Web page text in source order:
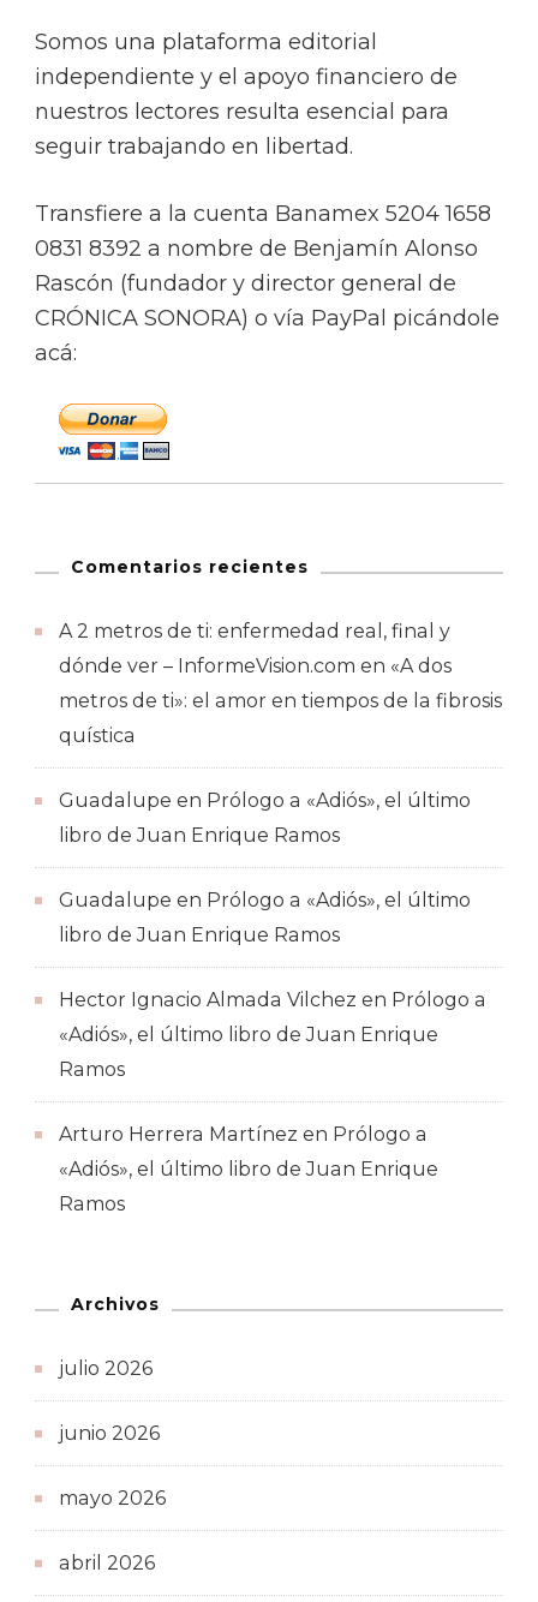
Somos una plataforma editorial
independiente y el apoyo financiero de
nuestros lectores resulta esencial para
seguir trabajando en libertad.
Transfiere a la cuenta Banamex 5204 1658
0831 8392 a nombre de Benjamín Alonso
Rascón (fundador y director general de
CRÓNICA SONORA) o vía PayPal picándole
acá:
Comentarios recientes
A 2 metros de ti: enfermedad real, final y
dónde ver – InformeVision.com en «A dos
metros de ti»: el amor en tiempos de la fibrosis
quística
Guadalupe en Prólogo a «Adiós», el último
libro de Juan Enrique Ramos
Guadalupe en Prólogo a «Adiós», el último
libro de Juan Enrique Ramos
Hector Ignacio Almada Vilchez en Prólogo a
«Adiós», el último libro de Juan Enrique
Ramos
Arturo Herrera Martínez en Prólogo a
«Adiós», el último libro de Juan Enrique
Ramos
Archivos
julio 2026
junio 2026
mayo 2026
abril 2026